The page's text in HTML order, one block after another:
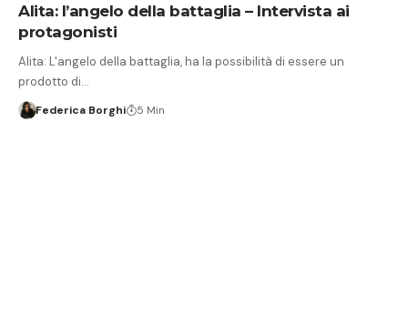
Alita: l’angelo della battaglia – Intervista ai
protagonisti
Alita: L'angelo della battaglia, ha la possibilità di essere un
prodotto di…
Federica Borghi 5 Min